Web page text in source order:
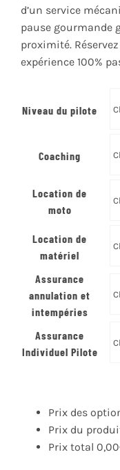
d’un service
pause gourmande
proximité.
expérience 100%
Niveau du pilote
Coaching
Location de
moto
Location de
matériel
Assurance
annulation et
intempéries
Assurance
Individuel Pilote
Prix des
Prix du
Prix total 0,00